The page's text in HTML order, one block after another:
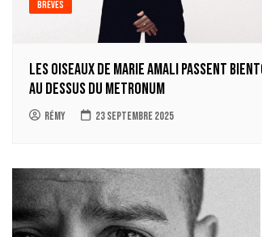
Brèves
Les oiseaux de Marie Amali passent
au dessus du Metronum
Rémy 23 septembre 2025